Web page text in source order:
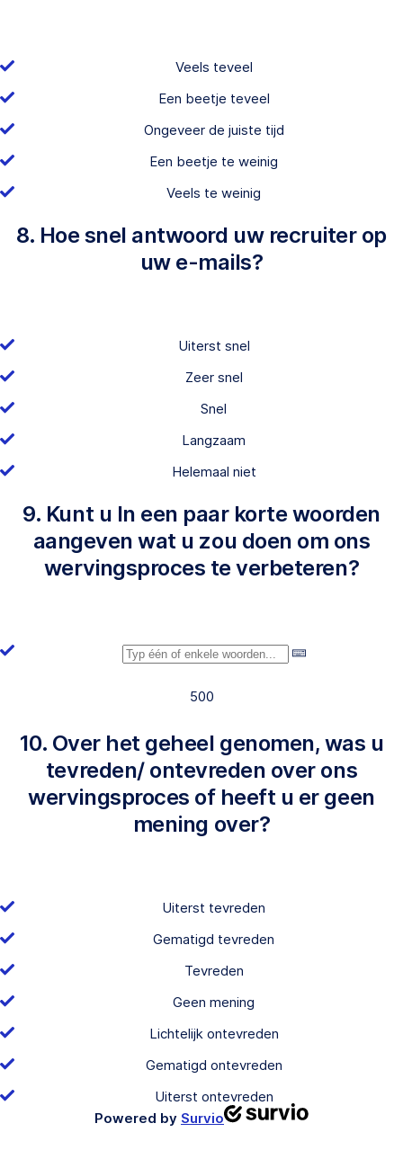
Veels teveel
Een beetje teveel
Ongeveer de juiste tijd
Een beetje te weinig
Veels te weinig
8. Hoe snel antwoord uw recruiter op
uw e-mails?
Uiterst snel
Zeer snel
Snel
Langzaam
Helemaal niet
9. Kunt u In een paar korte woorden
aangeven wat u zou doen om ons
wervingsproces te verbeteren?
500
10. Over het geheel genomen, was u
tevreden/ ontevreden over ons
wervingsproces of heeft u er geen
mening over?
Uiterst tevreden
Gematigd tevreden
Tevreden
Geen mening
Lichtelijk ontevreden
Gematigd ontevreden
Uiterst ontevreden
Powered by Survio